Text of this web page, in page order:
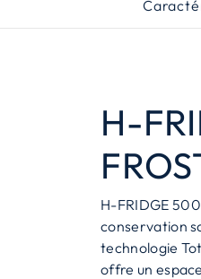
H-
H-FRIDGE
conservation
technologie
offre un